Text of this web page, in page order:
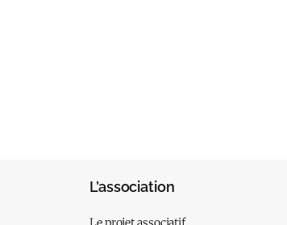
L’association